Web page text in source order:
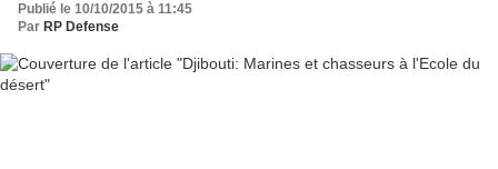
Publié le 10/10/2015 à 11:45
Par RP Defense